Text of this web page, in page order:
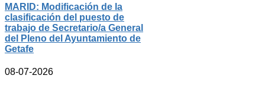
MARID: Modificación de la
clasificación del puesto de
trabajo de Secretario/a General
del Pleno del Ayuntamiento de
Getafe
08-07-2026